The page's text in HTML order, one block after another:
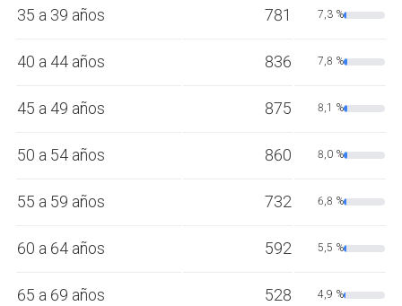
35 a 39 años 781 7,3 %
40 a 44 años 836 7,8 %
45 a 49 años 875 8,1 %
50 a 54 años 860 8,0 %
55 a 59 años 732 6,8 %
60 a 64 años 592 5,5 %
65 a 69 años 528 4,9 %